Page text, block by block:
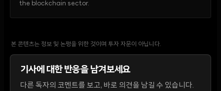
the blockchain sector.
본 콘텐츠는 정보 및 논평을 위한 것이며 투자 자문이 아닙니다.
기사에 대한 반응을 남겨보세요
다른 독자의 코멘트를 보고, 바로 의견을 남길 수 있습니다.